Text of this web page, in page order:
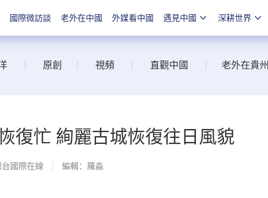
國際微訪談 老外在中國 外媒看中國 遇見中國 深耕世界
原創 視頻 直觀中國 老外在貴
復忙 絢麗古城恢復往日風貌
國際在線 編輯：羅淼